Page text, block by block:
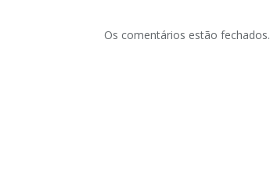
Os comentários estão fechados.